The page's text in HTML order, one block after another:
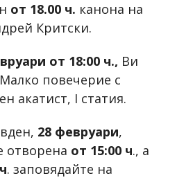
от 18.00 ч. канона на
Критски.
от 18:00 ч., Ви
повечерие с
акатист, I статия.
28 февруари,
отворена от 15:00 ч., а
. заповядайте на